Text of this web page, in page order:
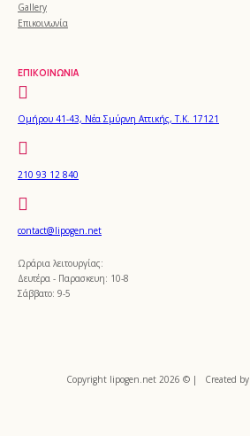
Gallery
Επικοινωνία
ΕΠΙΚΟΙΝΩΝΊΑ
Ομήρου 41-43, Νέα Σμύρνη Αττικής, Τ.Κ. 17121
210 93 12 840
contact@lipogen.net
Ωράρια λειτουργίας:
Δευτέρα - Παρασκευη: 10-8
Σάββατο: 9-5
Copyright lipogen.net 2026 © | Created by